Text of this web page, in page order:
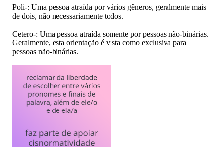
Poli-: Uma pessoa atraída por vários gêneros, geralmente mais
de dois, não necessariamente todos.
Cetero-: Uma pessoa atraída somente por pessoas não-binárias.
Geralmente, esta orientação é vista como exclusiva para
pessoas não-binárias.